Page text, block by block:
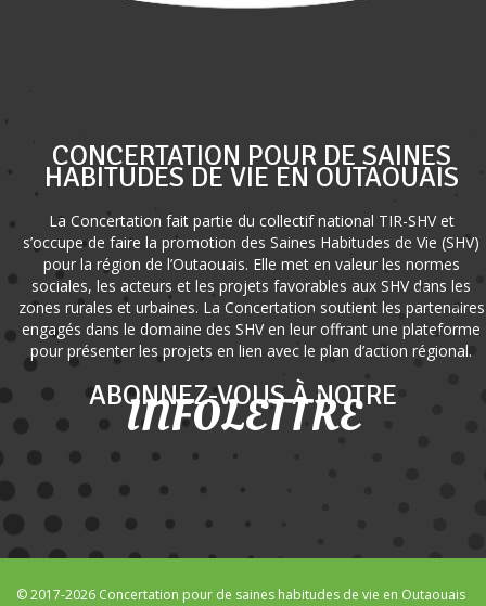
CONCERTATION POUR DE SAINES
HABITUDES DE VIE EN OUTAOUAIS
La Concertation fait partie du collectif national TIR-SHV et
s’occupe de faire la promotion des Saines Habitudes de Vie (SHV)
pour la région de l’Outaouais. Elle met en valeur les normes
sociales, les acteurs et les projets favorables aux SHV dans les
zones rurales et urbaines. La Concertation soutient les partenaires
engagés dans le domaine des SHV en leur offrant une plateforme
pour présenter les projets en lien avec le plan d’action régional.
ABONNEZ-VOUS À NOTRE
INFOLETTRE
© 2017-2026 Concertation pour de saines habitudes de vie en Outaouais